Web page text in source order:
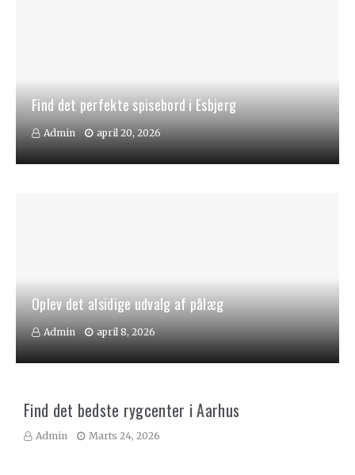
Find det perfekte spisebord i Esbjerg
Admin april 20, 2026
Oplev det alsidige udvalg af pålæg
Admin april 8, 2026
Find det bedste rygcenter i Aarhus
Admin Marts 24, 2026